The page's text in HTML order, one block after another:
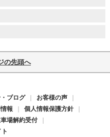
の先頭へ
ブログ
お客様の声
報
個人情報保護方針
場解約受付